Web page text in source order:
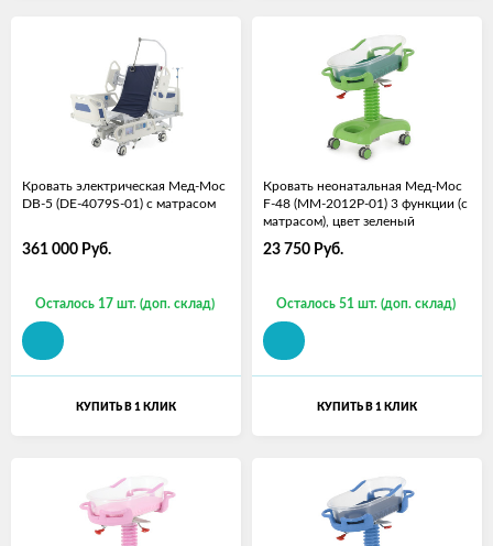
Кровать электрическая Мед-Мос
DB-5 (DE-4079S-01) с матрасом
361 000 Руб.
Осталось 17 шт. (доп. склад)
КУПИТЬ В 1 КЛИК
Кровать неонатальная Мед-Мос
F-48 (MM-2012Р-01) 3 функции (с
матрасом), цвет зеленый
23 750 Руб.
Осталось 51 шт. (доп. склад)
КУПИТЬ В 1 КЛИК